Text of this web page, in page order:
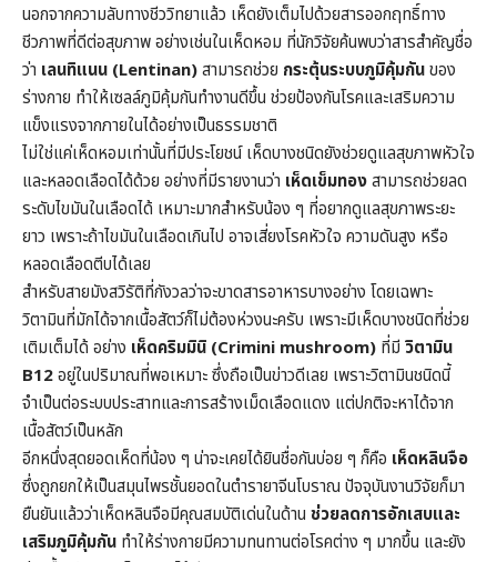
นอกจากความลับทางชีววิทยาแล้ว เห็ดยังเต็มไปด้วยสารออกฤทธิ์ทาง
ชีวภาพที่ดีต่อสุขภาพ อย่างเช่นในเห็ดหอม ที่นักวิจัยค้นพบว่าสารสำคัญชื่อ
ว่า เลนทิแนน (Lentinan)สามารถช่วย กระตุ้นระบบภูมิคุ้มกันของ
ร่างกาย ทำให้เซลล์ภูมิคุ้มกันทำงานดีขึ้น ช่วยป้องกันโรคและเสริมความ
แข็งแรงจากภายในได้อย่างเป็นธรรมชาติ
ไม่ใช่แค่เห็ดหอมเท่านั้นที่มีประโยชน์ เห็ดบางชนิดยังช่วยดูแลสุขภาพหัวใจ
และหลอดเลือดได้ด้วย อย่างที่มีรายงานว่า เห็ดเข็มทองสามารถช่วยลด
ระดับไขมันในเลือดได้ เหมาะมากสำหรับน้อง ๆ ที่อยากดูแลสุขภาพระยะ
ยาว เพราะถ้าไขมันในเลือดเกินไป อาจเสี่ยงโรคหัวใจ ความดันสูง หรือ
หลอดเลือดตีบได้เลย
สำหรับสายมังสวิรัติที่กังวลว่าจะขาดสารอาหารบางอย่าง โดยเฉพาะ
วิตามินที่มักได้จากเนื้อสัตว์ก็ไม่ต้องห่วงนะครับ เพราะมีเห็ดบางชนิดที่ช่วย
เติมเต็มได้ อย่าง เห็ดคริมมินิ (Crimini mushroom) ที่มี วิตามิน
B12อยู่ในปริมาณที่พอเหมาะ ซึ่งถือเป็นข่าวดีเลย เพราะวิตามินชนิดนี้
จำเป็นต่อระบบประสาทและการสร้างเม็ดเลือดแดง แต่ปกติจะหาได้จาก
เนื้อสัตว์เป็นหลัก
อีกหนึ่งสุดยอดเห็ดที่น้อง ๆ น่าจะเคยได้ยินชื่อกันบ่อย ๆ ก็คือ เห็ดหลินจือ
ซึ่งถูกยกให้เป็นสมุนไพรชั้นยอดในตำรายาจีนโบราณ ปัจจุบันงานวิจัยก็มา
ยืนยันแล้วว่าเห็ดหลินจือมีคุณสมบัติเด่นในด้าน ช่วยลดการอักเสบและ
เสริมภูมิคุ้มกัน ทำให้ร่างกายมีความทนทานต่อโรคต่าง ๆ มากขึ้น และยัง